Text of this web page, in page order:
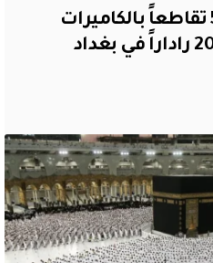
المرور: تجهيز 50 تقاطعاً بالكاميرات